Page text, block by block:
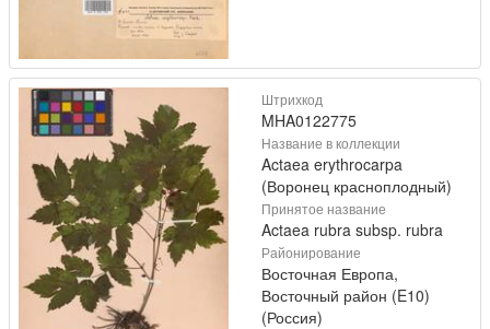
Штрихкод
MHA0122775
Название в коллекции
Actaea erythrocarpa
(Воронец красноплодный)
Принятое название
Actaea rubra subsp. rubra
Районирование
Восточная Европа,
Восточный район (E10)
(Россия)